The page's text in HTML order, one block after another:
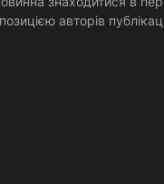
авторів